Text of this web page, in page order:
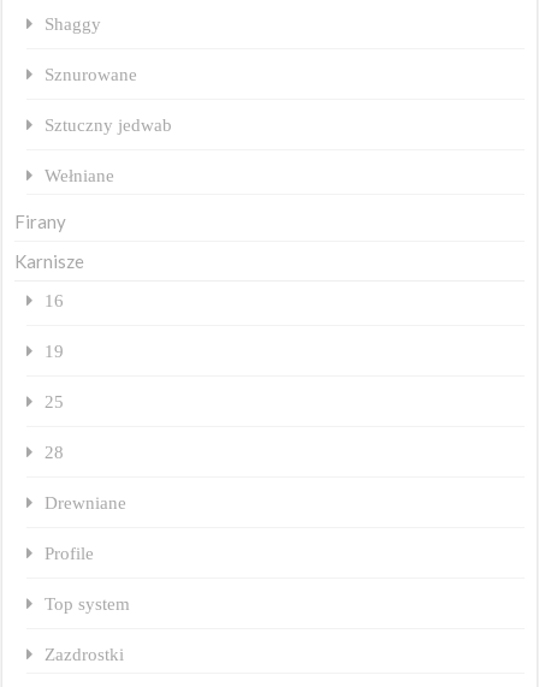
Shaggy
Sznurowane
Sztuczny jedwab
Wełniane
Firany
Karnisze
16
19
25
28
Drewniane
Profile
Top system
Zazdrostki